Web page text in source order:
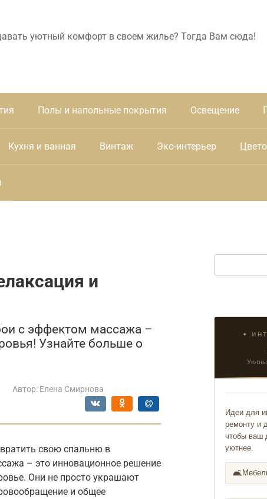
уютный комфорт в своем жилье? Тогда Вам сюда!
Полы и напольные покрытия Освещение
Кухня и ванная Винтаж Эко-интерьер
и
с эффектом массажа –
Узнайте больше о
Автор: Елена Смирнова
свою спальню в
– это инновационное решение
Они не просто украшают
и общее
✦
Идеи для
ремонту и
чтобы ваш
уютнее.
🛋️